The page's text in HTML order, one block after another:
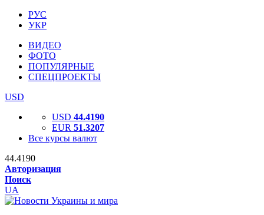
РУС
УКР
ВИДЕО
ФОТО
ПОПУЛЯРНЫЕ
СПЕЦПРОЕКТЫ
USD
USD 44.4190
EUR 51.3207
Все курсы валют
44.4190
Авторизация
Поиск
UA